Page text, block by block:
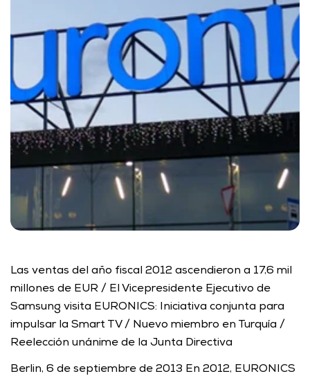
Las ventas del año fiscal 2012 ascendieron a 17,6 mil
millones de EUR / El Vicepresidente Ejecutivo de
Samsung visita EURONICS: Iniciativa conjunta para
impulsar la Smart TV / Nuevo miembro en Turquía /
Reelección unánime de la Junta Directiva
Berlin, 6 de septiembre de 2013 En 2012, EURONICS